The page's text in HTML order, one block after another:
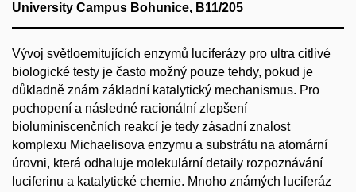
University Campus Bohunice, B11/205
Vývoj světloemitujících enzymů luciferázy pro ultra citlivé
biologické testy je často možný pouze tehdy, pokud je
důkladně znám základní katalytický mechanismus. Pro
pochopení a následné racionální zlepšení
bioluminiscenčních reakcí je tedy zásadní znalost
komplexu Michaelisova enzymu a substrátu na atomární
úrovni, která odhaluje molekulární detaily rozpoznávání
luciferinu a katalytické chemie. Mnoho známých luciferáz